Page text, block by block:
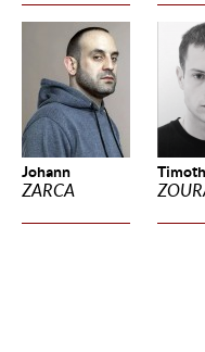
Johann
ZARCA